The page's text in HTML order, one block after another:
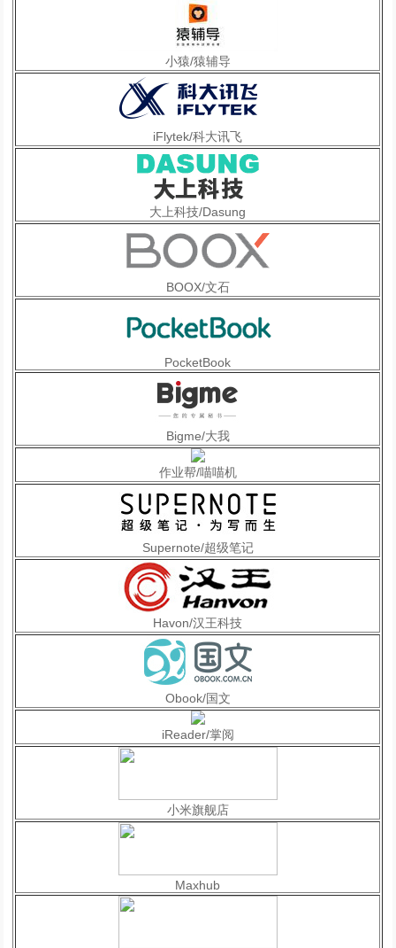
小猿/猿辅导
iFlytek/科大讯飞
大上科技/Dasung
BOOX/文石
PocketBook
Bigme/大我
作业帮/喵喵机
Supernote/超级笔记
Havon/汉王科技
Obook/国文
iReader/掌阅
小米旗舰店
Maxhub